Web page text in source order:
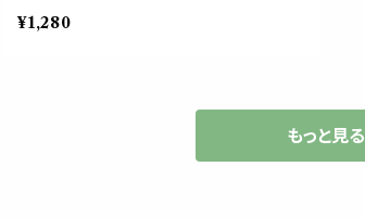
クシード フローラル フレグランス 香水 枕
カバー 国産 消臭 除菌 寝具 ベッド 睡眠
¥1,280
もっと見る